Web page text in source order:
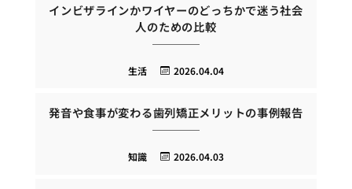
インビザラインかワイヤーのどっちかで迷う社会
人のための比較
2026.04.04
生活
発音や食事が変わる歯列矯正メリットの事例報告
2026.04.03
知識